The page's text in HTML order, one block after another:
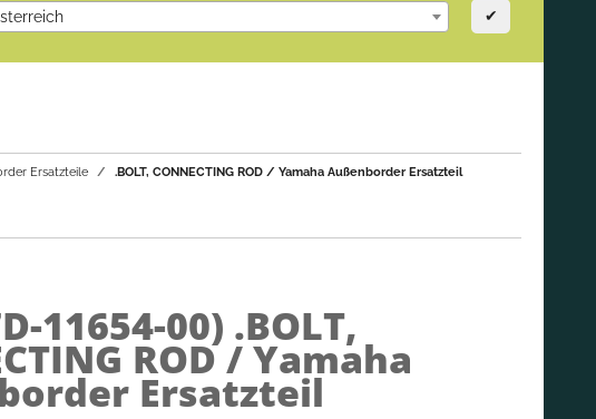
✔
Ersatzteile .BOLT, CONNECTING ROD / Yamaha Außenborder Ersatzteil
11654-00) .BOLT,
ROD / Yamaha
Ersatzteil